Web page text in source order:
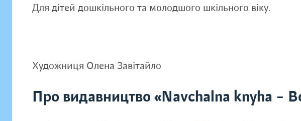
Для дітей дошкільного та молодшого шкільного віку.
Художниця Олена Завітайло
Про видавництво «Navchalna knyha –